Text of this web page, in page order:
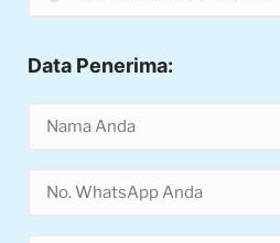
Data Penerima: